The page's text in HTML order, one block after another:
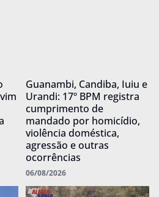
Guanambi, Candiba, Iuiu e
Urandi: 17º BPM registra
cumprimento de
mandado por homicídio,
violência doméstica,
agressão e outras
ocorrências
06/08/2026